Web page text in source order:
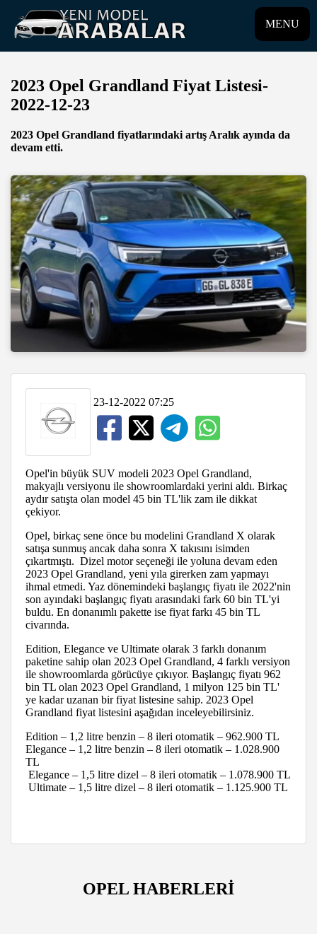
MENU
2023 Opel Grandland Fiyat Listesi-
2022-12-23
2023 Opel Grandland fiyatlarındaki artış Aralık ayında da
devam etti.
23-12-2022 07:25
Opel'in büyük SUV modeli 2023 Opel Grandland,
makyajlı versiyonu ile showroomlardaki yerini aldı. Birkaç
aydır satışta olan model 45 bin TL'lik zam ile dikkat
çekiyor.
Opel, birkaç sene önce bu modelini Grandland X olarak
satışa sunmuş ancak daha sonra X takısını isimden
çıkartmıştı. Dizel motor seçeneği ile yoluna devam eden
2023 Opel Grandland, yeni yıla girerken zam yapmayı
ihmal etmedi. Yaz dönemindeki başlangıç fiyatı ile 2022'nin
son ayındaki başlangıç fiyatı arasındaki fark 60 bin TL'yi
buldu. En donanımlı pakette ise fiyat farkı 45 bin TL
civarında.
Edition, Elegance ve Ultimate olarak 3 farklı donanım
paketine sahip olan 2023 Opel Grandland, 4 farklı versiyon
ile showroomlarda görücüye çıkıyor. Başlangıç fiyatı 962
bin TL olan 2023 Opel Grandland, 1 milyon 125 bin TL'
ye kadar uzanan bir fiyat listesine sahip. 2023 Opel
Grandland fiyat listesini aşağıdan inceleyebilirsiniz.
Edition – 1,2 litre benzin – 8 ileri otomatik – 962.900 TL
Elegance – 1,2 litre benzin – 8 ileri otomatik – 1.028.900
TL
Elegance – 1,5 litre dizel – 8 ileri otomatik – 1.078.900 TL
Ultimate – 1,5 litre dizel – 8 ileri otomatik – 1.125.900 TL
OPEL HABERLERİ